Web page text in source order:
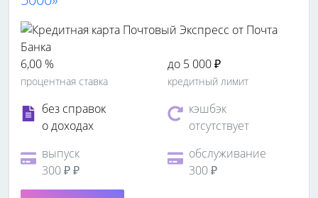
6,00 %
процентная ставка
до 5 000 ₽
кредитный лимит
без справок
о доходах
кэшбэк
отсутствует
выпуск
300 ₽ ₽
обслуживание
300 ₽